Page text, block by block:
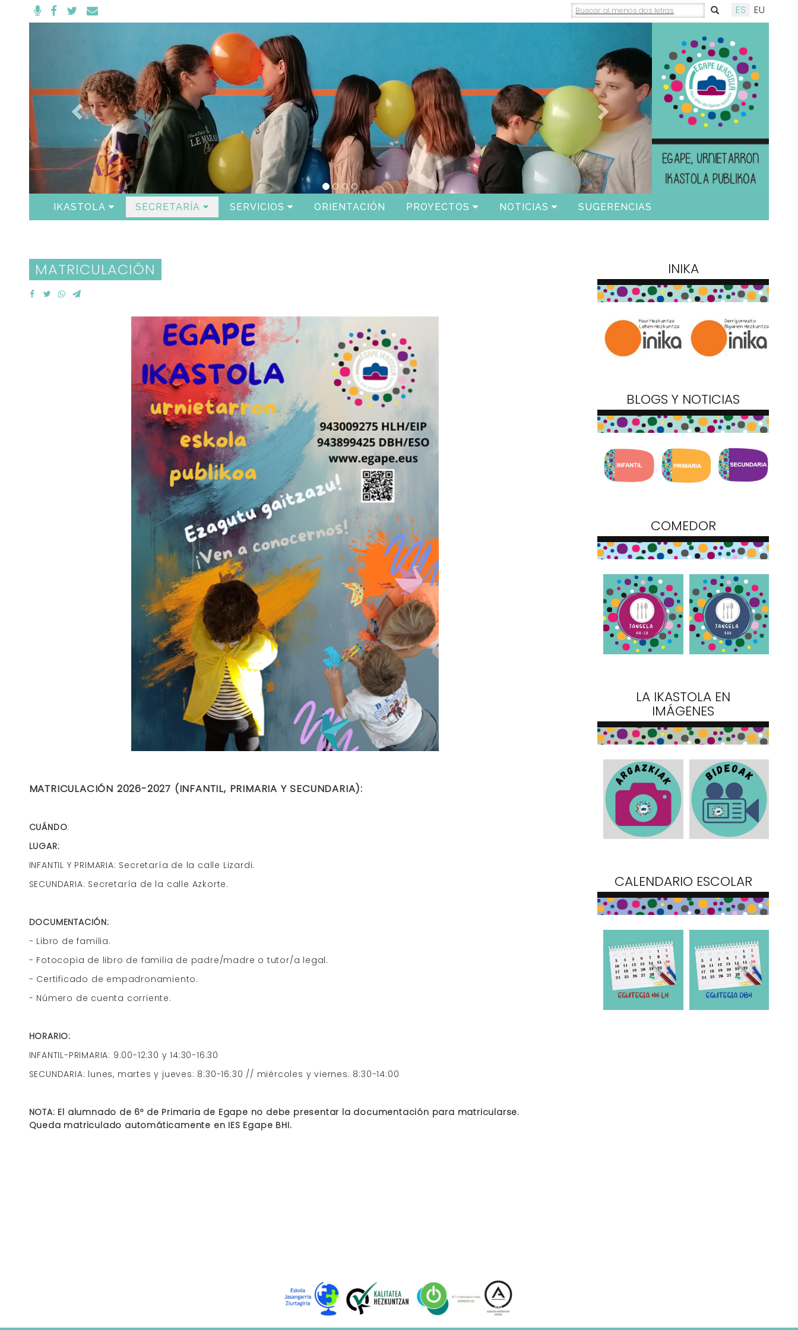
ES EU
IKASTOLA SECRETARÍA SERVICIOS ORIENTACIÓN PROYECTOS NOTICIAS SUGERENCIAS
MATRICULACIÓN
MATRICULACIÓN 2026-2027 (INFANTIL, PRIMARIA Y SECUNDARIA):
CUÁNDO:
LUGAR:
INFANTIL Y PRIMARIA: Secretaría de la calle Lizardi.
SECUNDARIA: Secretaría de la calle Azkorte.
DOCUMENTACIÓN:
- Libro de familia.
- Fotocopia de libro de familia de padre/madre o tutor/a legal.
- Certificado de empadronamiento.
- Número de cuenta corriente.
HORARIO:
INFANTIL-PRIMARIA: 9:00-12:30 y 14:30-16:30
SECUNDARIA: lunes, martes y jueves: 8:30-16:30 // miércoles y viernes: 8:30-14:00
NOTA: El alumnado de 6º de Primaria de Egape no debe presentar la documentación para matricularse.
Queda matriculado automáticamente en IES Egape BHI.
INIKA
BLOGS Y NOTICIAS
COMEDOR
LA IKASTOLA EN
IMÁGENES
CALENDARIO ESCOLAR